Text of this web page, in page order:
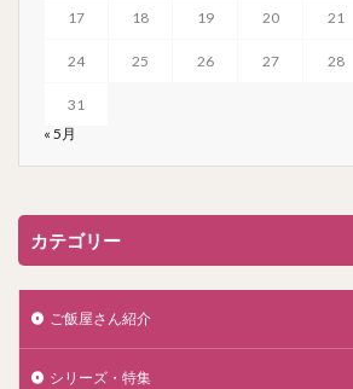
17 18 19 20 21
24 25 26 27 28
31
« 5月
カテゴリー
ご飯屋さん紹介
シリーズ・特集